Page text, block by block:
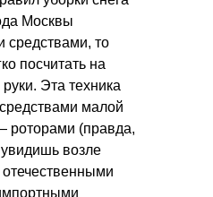
Москвы
средствами, то
посчитать на
Эта техника
малой
роторами (правда,
увидишь возле